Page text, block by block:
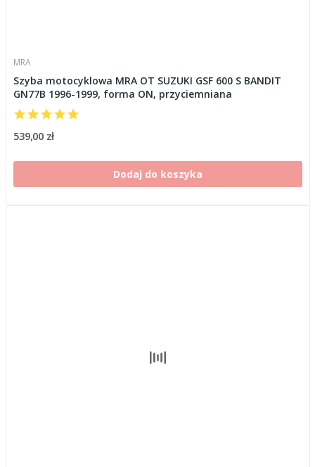
MRA
Szyba motocyklowa MRA OT SUZUKI GSF 600 S BANDIT
GN77B 1996-1999, forma ON, przyciemniana
539,00 zł
Dodaj do koszyka